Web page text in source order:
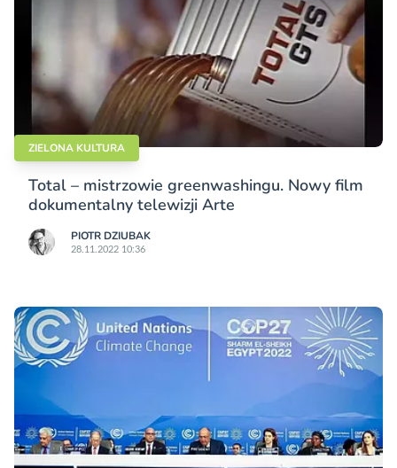
ZIELONA KULTURA
Total – mistrzowie greenwashingu. Nowy film
dokumentalny telewizji Arte
PIOTR DZIUBAK
28.11.2022 10:36